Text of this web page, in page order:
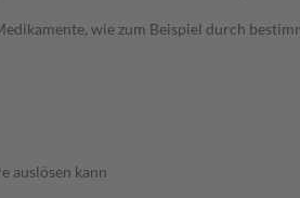
wie zum Beispiel durch
auslösen kann